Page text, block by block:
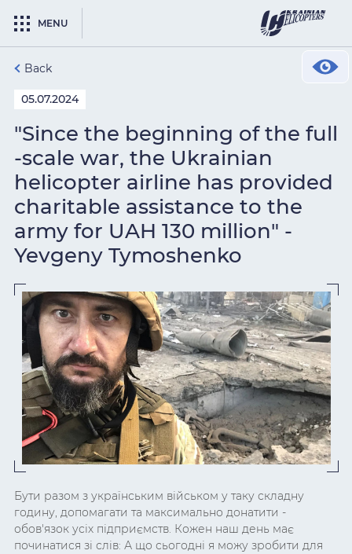
MENU
Back
05.07.2024
"Since the beginning of the full
-scale war, the Ukrainian
helicopter airline has provided
charitable assistance to the
army for UAH 130 million" -
Yevgeny Tymoshenko
Бути разом з українським військом у таку складну
годину, допомагати та максимально донатити -
обов'язок усіх підприємств. Кожен наш день має
починатися зі слів: А що сьогодні я можу зробити для